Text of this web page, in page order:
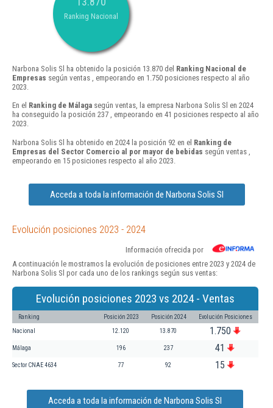
Ranking Nacional
Narbona Solis Sl ha obtenido la posición 13.870 del Ranking Nacional de
Empresas según ventas , empeorando en 1.750 posiciones respecto al año
2023.
En el Ranking de Málaga según ventas, la empresa Narbona Solis Sl en 2024
ha conseguido la posición 237 , empeorando en 41 posiciones respecto al año
2023.
Narbona Solis Sl ha obtenido en 2024 la posición 92 en el Ranking de
Empresas del Sector Comercio al por mayor de bebidas según ventas ,
empeorando en 15 posiciones respecto al año 2023.
Acceda a toda la información de Narbona Solis Sl
Evolución posiciones 2023 - 2024
Información ofrecida por
A continuación le mostramos la evolución de posiciones entre 2023 y 2024 de
Narbona Solis Sl por cada uno de los rankings según sus ventas:
Evolución posiciones 2023 vs 2024 - Ventas
Ranking Posición 2023 Posición 2024 Evolución Posiciones
Nacional 12.120 13.870 1.750
Málaga 196 237 41
Sector CNAE 4634 77 92 15
Acceda a toda la información de Narbona Solis Sl